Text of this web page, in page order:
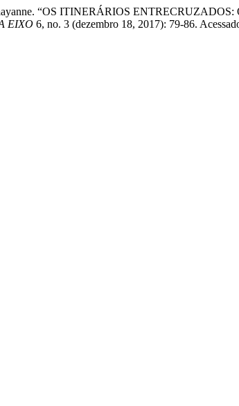
“OS ITINERÁRIOS
EIXO 6, no. 3 (dezembro 18, 2017): 79-86.